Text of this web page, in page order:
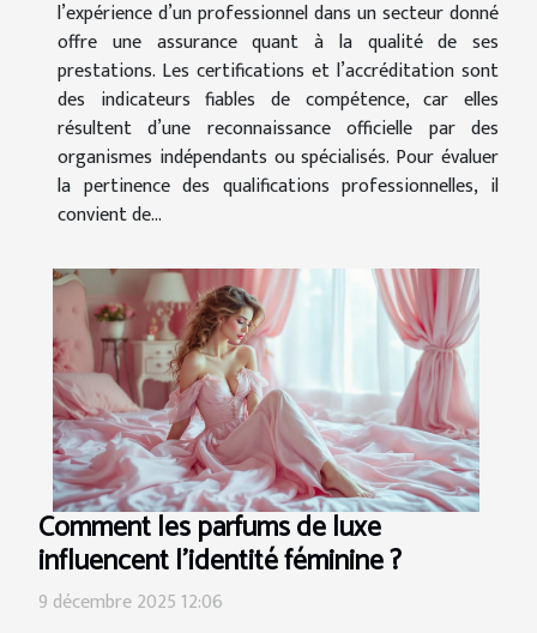
l’expérience d’un professionnel dans un secteur donné
offre une assurance quant à la qualité de ses
prestations. Les certifications et l’accréditation sont
des indicateurs fiables de compétence, car elles
résultent d’une reconnaissance officielle par des
organismes indépendants ou spécialisés. Pour évaluer
la pertinence des qualifications professionnelles, il
convient de...
Comment les parfums de luxe
influencent l'identité féminine ?
9 décembre 2025 12:06